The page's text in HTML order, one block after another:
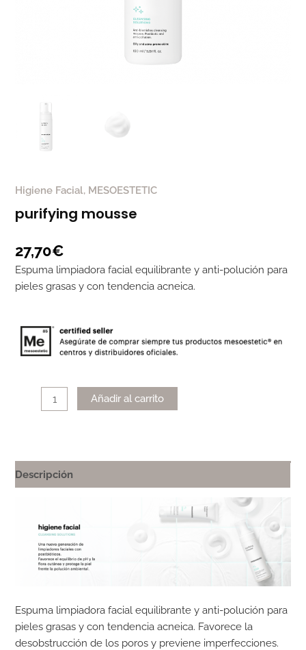
Higiene Facial, MESOESTETIC
purifying mousse
27,70€
Espuma limpiadora facial equilibrante y anti-polución para
pieles grasas y con tendencia acneica.
Añadir al carrito
Descripción
Espuma limpiadora facial equilibrante y anti-polución para
pieles grasas y con tendencia acneica. Favorece la
desobstrucción de los poros y previene imperfecciones.